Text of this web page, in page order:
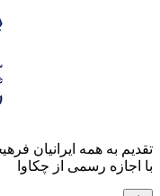
تقدیم به همه ایرانیان
با اجازه رسمی از چکاوا